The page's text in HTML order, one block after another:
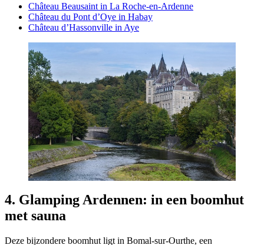
Château Beausaint in La Roche-en-Ardenne
Château du Pont d’Oye in Habay
Château d’Hassonville in Aye
4. Glamping Ardennen: in een boomhut
met sauna
Deze bijzondere boomhut ligt in Bomal-sur-Ourthe, een